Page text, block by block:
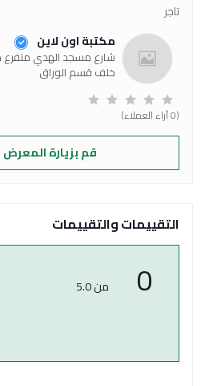
تاجر
مكتبة اون لاين
شارع مسجد الهدي متفرع
خلف قسم الوراق
(0 آراء العملاء)
قم بزيارة المعرض
التقييمات والتقييمات
0 من 5.0